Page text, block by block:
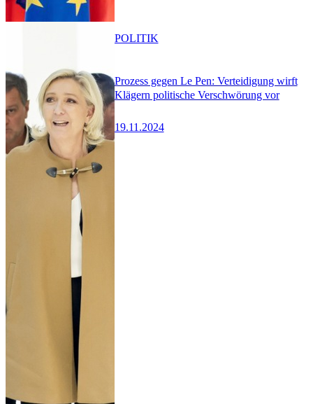
Prozess gegen Le Pen: Verteidigung wirft
Klägern politische Verschwörung vor
19.11.2024
POLITIK